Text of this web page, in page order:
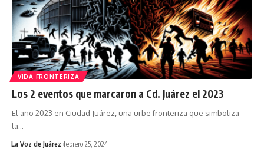
VIDA FRONTERIZA
Los 2 eventos que marcaron a Cd. Juárez el 2023
El año 2023 en Ciudad Juárez, una urbe fronteriza que simboliza
la…
La Voz de Juárez febrero 25, 2024